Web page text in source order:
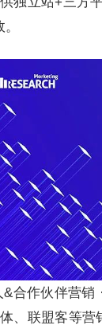
合作伙伴营销
、联盟客等